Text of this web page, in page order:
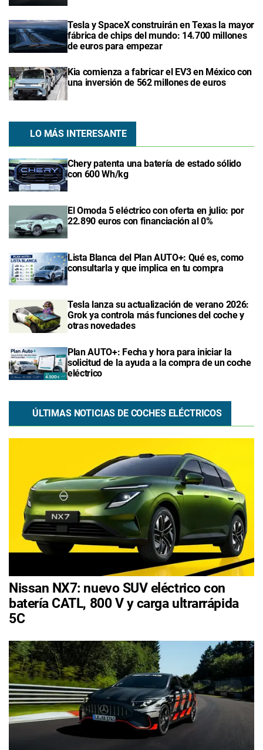
Tesla y SpaceX construirán en Texas la mayor
fábrica de chips del mundo: 14.700 millones
de euros para empezar
Kia comienza a fabricar el EV3 en México con
una inversión de 562 millones de euros
LO MÁS INTERESANTE
Chery patenta una batería de estado sólido
con 600 Wh/kg
El Omoda 5 eléctrico con oferta en julio: por
22.890 euros con financiación al 0%
Lista Blanca del Plan AUTO+: Qué es, como
consultarla y que implica en tu compra
Tesla lanza su actualización de verano 2026:
Grok ya controla más funciones del coche y
otras novedades
Plan AUTO+: Fecha y hora para iniciar la
solicitud de la ayuda a la compra de un coche
eléctrico
ÚLTIMAS NOTICIAS DE COCHES ELÉCTRICOS
Nissan NX7: nuevo SUV eléctrico con
batería CATL, 800 V y carga ultrarrápida
5C